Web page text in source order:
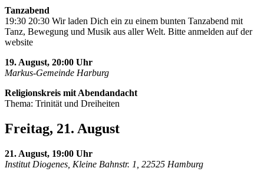
Tanzabend
19:30 20:30 Wir laden Dich ein zu einem bunten Tanzabend mit
Tanz, Bewegung und Musik aus aller Welt. Bitte anmelden auf der
website
19. August, 20:00 Uhr
Markus-Gemeinde Harburg
Religionskreis mit Abendandacht
Thema: Trinität und Dreiheiten
Freitag, 21. August
21. August, 19:00 Uhr
Institut Diogenes, Kleine Bahnstr. 1, 22525 Hamburg